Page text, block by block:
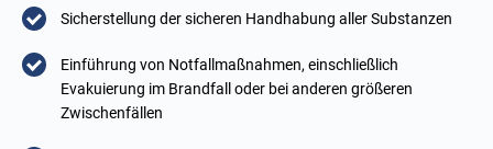
Sicherstellung der sicheren Handhabung aller Substanzen
Einführung von Notfallmaßnahmen, einschließlich
Evakuierung im Brandfall oder bei anderen größeren
Zwischenfällen